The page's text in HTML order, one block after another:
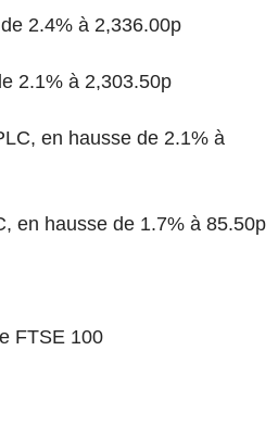
2.4% à 2,336.00p
2.1% à 2,303.50p
en hausse de 2.1% à
en hausse de 1.7% à 85.50p
FTSE 100